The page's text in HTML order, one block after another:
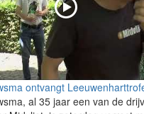
ontvangt
al 35 jaar een van de